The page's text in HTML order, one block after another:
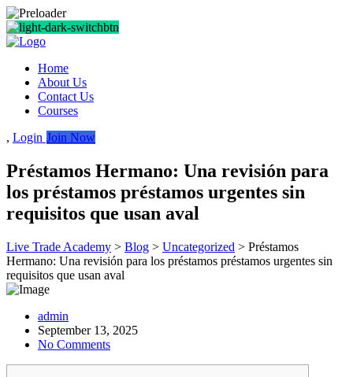
Home
About Us
Contact Us
Courses
, Login Join Now
Préstamos Hermano: Una revisión para
los préstamos préstamos urgentes sin
requisitos que usan aval
Live Trade Academy > Blog > Uncategorized > Préstamos
Hermano: Una revisión para los préstamos préstamos urgentes sin
requisitos que usan aval
admin
September 13, 2025
No Comments